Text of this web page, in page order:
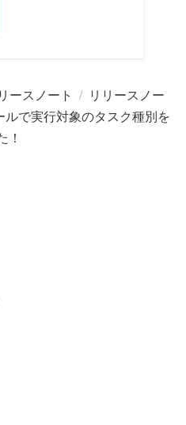
ースノート / リリースノー
ルで実行対象のタスク種別を
！